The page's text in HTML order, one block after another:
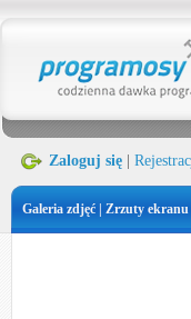
Zaloguj się
Galeria zdjęć | Zrzuty